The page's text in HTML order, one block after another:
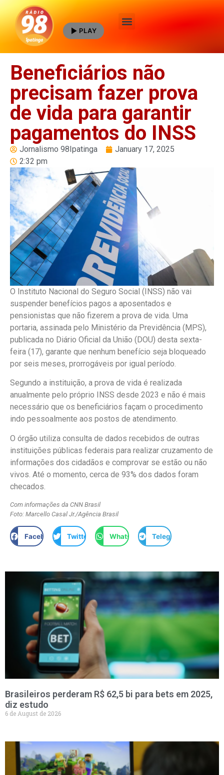
PLAY
Beneficiários não
precisam fazer prova
de vida para garantir
pagamentos do INSS
Jornalismo 98Ipatinga
January 17, 2025
2:32 pm
O Instituto Nacional do Seguro Social (INSS) não vai
suspender benefícios pagos a aposentados e
pensionistas que não fizerem a prova de vida. Uma
portaria, assinada pelo Ministério da Previdência (MPS),
publicada no Diário Oficial da União (DOU) desta sexta-
feira (17), garante que nenhum benefício seja bloqueado
por seis meses, prorrogáveis por igual período.
Segundo a instituição, a prova de vida é realizada
anualmente pelo próprio INSS desde 2023 e não é mais
necessário que os beneficiários façam o procedimento
indo pessoalmente aos postos de atendimento.
O órgão utiliza consulta de dados recebidos de outras
instituições públicas federais para realizar cruzamento de
informações dos cidadãos e comprovar se estão ou não
vivos. Até o momento, cerca de 93% dos dados foram
checados.
Com informações da CNN Brasil
Foto: Marcello Casal Jr./Agência Brasil
Facebook Twitter WhatsApp Telegram
Brasileiros perderam R$ 62,5 bi para bets em 2025,
diz estudo
6 de August de 2026